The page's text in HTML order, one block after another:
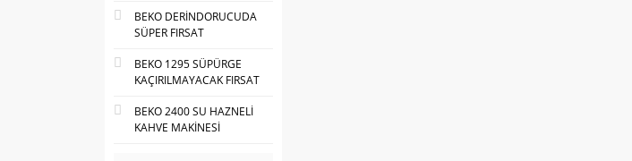
BEKO DERİNDORUCUDA
SÜPER FIRSAT
BEKO 1295 SÜPÜRGE
KAÇIRILMAYACAK FIRSAT
BEKO 2400 SU HAZNELİ
KAHVE MAKİNESİ